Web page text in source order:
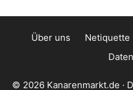
Über uns Netiquette
© 2026 Kanarenmarkt.de ·